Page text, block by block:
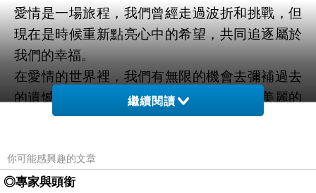
愛情是一場旅程，我們曾經走過波折和挑戰，但
現在是時候重新點亮心中的希望，共同追逐屬於
我們的幸福。
在愛情的世界裡，我們有無限的機會去彌補過去
的遺憾，重新展開彼此的懷抱，共同創造美麗的
明天。
的世界。他們的感情像一朵盛開的花朵，散發著
迷人的芬芳。然而，隨著時間的推移，他們也漸
繼續閱讀
你可能感興趣的文章
◎專家與頭銜